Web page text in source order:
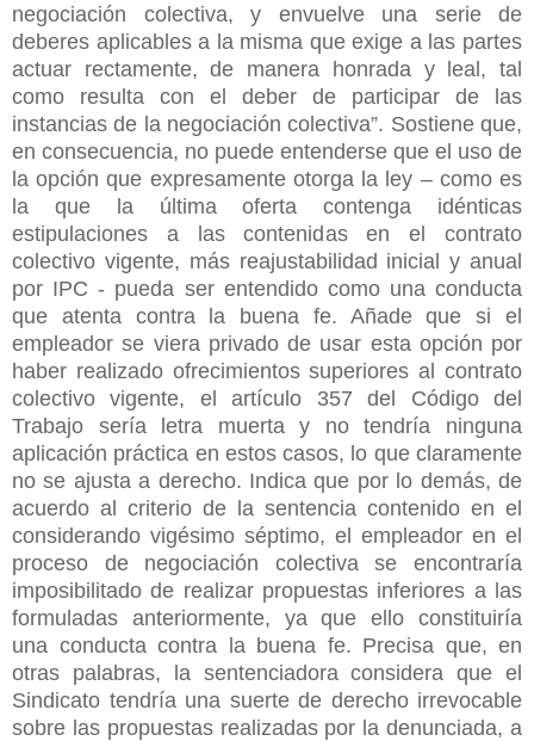
negociación colectiva, y envuelve una serie de
deberes aplicables a la misma que exige a las partes
actuar rectamente, de manera honrada y leal, tal
como resulta con el deber de participar de las
instancias de la negociación colectiva”. Sostiene que,
en consecuencia, no puede entenderse que el uso de
la opción que expresamente otorga la ley – como es
la que la última oferta contenga idénticas
estipulaciones a las contenidas en el contrato
colectivo vigente, más reajustabilidad inicial y anual
por IPC - pueda ser entendido como una conducta
que atenta contra la buena fe. Añade que si el
empleador se viera privado de usar esta opción por
haber realizado ofrecimientos superiores al contrato
colectivo vigente, el artículo 357 del Código del
Trabajo sería letra muerta y no tendría ninguna
aplicación práctica en estos casos, lo que claramente
no se ajusta a derecho. Indica que por lo demás, de
acuerdo al criterio de la sentencia contenido en el
considerando vigésimo séptimo, el empleador en el
proceso de negociación colectiva se encontraría
imposibilitado de realizar propuestas inferiores a las
formuladas anteriormente, ya que ello constituiría
una conducta contra la buena fe. Precisa que, en
otras palabras, la sentenciadora considera que el
Sindicato tendría una suerte de derecho irrevocable
sobre las propuestas realizadas por la denunciada, a